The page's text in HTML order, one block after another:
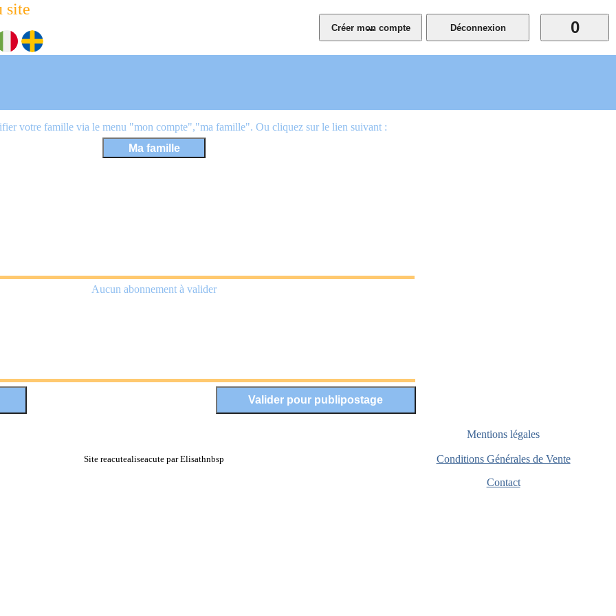
site
0
...
votre famille via le menu "mon compte","ma famille". Ou cliquez sur le lien suivant :
Aucun abonnement à valider
Site reacutealiseacute par Elisathnbsp
Mentions légales
Conditions Générales de Vente
Contact